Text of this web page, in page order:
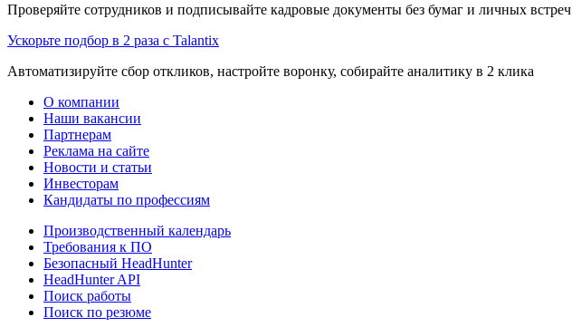
Проверяйте сотрудников и подписывайте кадровые документы без бумаг и личных встреч
Ускорьте подбор в 2 раза с Talantix
Автоматизируйте сбор откликов, настройте воронку, собирайте аналитику в 2 клика
О компании
Наши вакансии
Партнерам
Реклама на сайте
Новости и статьи
Инвесторам
Кандидаты по профессиям
Производственный календарь
Требования к ПО
Безопасный HeadHunter
HeadHunter API
Поиск работы
Поиск по резюме